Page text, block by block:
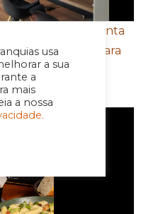
usa
a sua
a
mais
a nossa
ricas do agro aponta
oportunidades para